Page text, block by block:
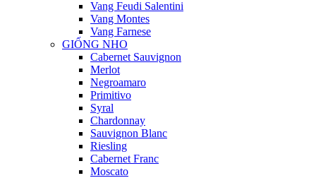
Vang Feudi Salentini
Vang Montes
Vang Farnese
GIỐNG NHO
Cabernet Sauvignon
Merlot
Negroamaro
Primitivo
Syral
Chardonnay
Sauvignon Blanc
Riesling
Cabernet Franc
Moscato